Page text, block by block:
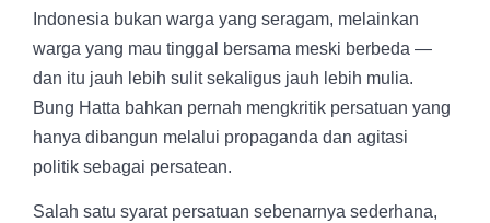
Indonesia bukan warga yang seragam, melainkan
warga yang mau tinggal bersama meski berbeda —
dan itu jauh lebih sulit sekaligus jauh lebih mulia.
Bung Hatta bahkan pernah mengkritik persatuan yang
hanya dibangun melalui propaganda dan agitasi
politik sebagai persatean.
Salah satu syarat persatuan sebenarnya sederhana,